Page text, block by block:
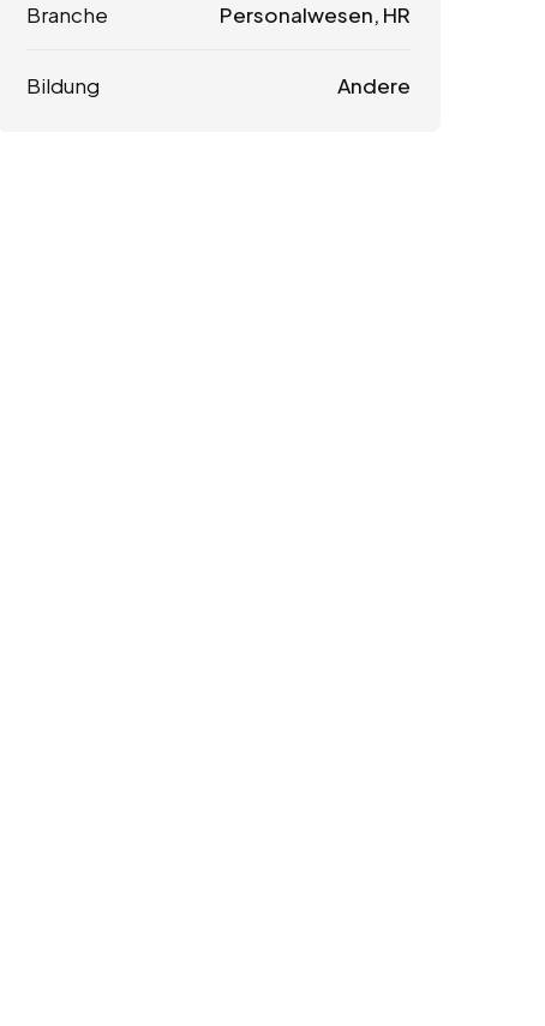
Branche Personalwesen, HR
Bildung Andere